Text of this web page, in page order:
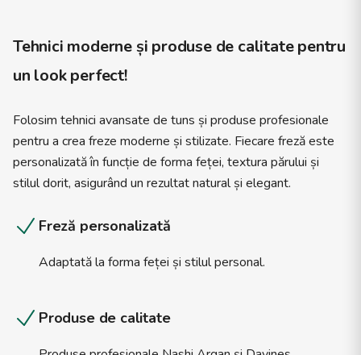
Tehnici moderne și produse de calitate pentru
un look perfect!
Folosim tehnici avansate de tuns și produse profesionale
pentru a crea freze moderne și stilizate. Fiecare freză este
personalizată în funcție de forma feței, textura părului și
stilul dorit, asigurând un rezultat natural și elegant.
Freză personalizată
Adaptată la forma feței și stilul personal.
Produse de calitate